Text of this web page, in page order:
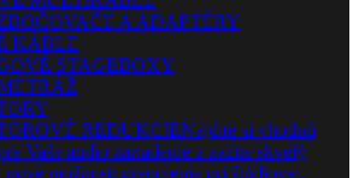
A ADAPTÉRY
KÁBLE
STAGEBOXY
REDUKCIENájdite si vhodnú
Vaše audio zariadenie a zažite skvelý
možnosti prepojenia pri štúdiovej,